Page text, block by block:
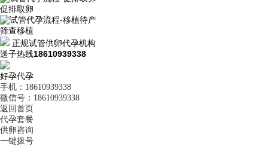
促排取卵
筛查移植
正规试管供卵代孕机构
送子热线18610939338
好孕代孕
手机：18610939338
微信号：18610939338
返回首页
代孕套餐
供卵咨询
一键拨号